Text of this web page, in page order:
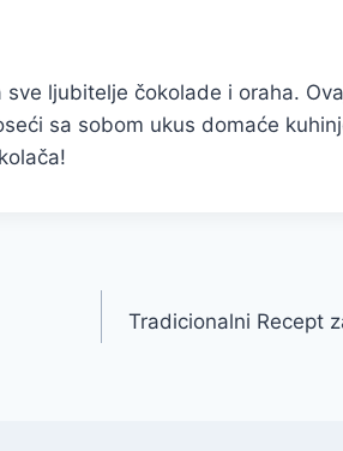
ljubitelje čokolade i oraha.
sa sobom ukus domaće
Tradicionalni Recept